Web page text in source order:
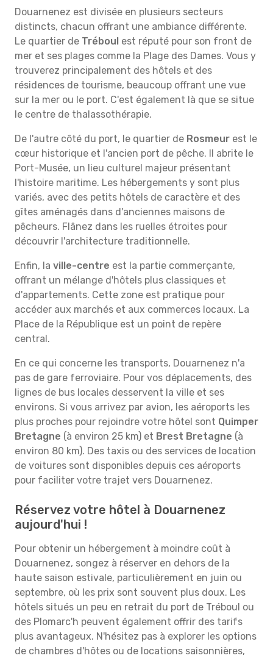
Douarnenez est divisée en plusieurs secteurs
distincts, chacun offrant une ambiance différente.
Le quartier de Tréboul est réputé pour son front de
mer et ses plages comme la Plage des Dames. Vous y
trouverez principalement des hôtels et des
résidences de tourisme, beaucoup offrant une vue
sur la mer ou le port. C'est également là que se situe
le centre de thalassothérapie.
De l'autre côté du port, le quartier de Rosmeur est le
cœur historique et l'ancien port de pêche. Il abrite le
Port-Musée, un lieu culturel majeur présentant
l'histoire maritime. Les hébergements y sont plus
variés, avec des petits hôtels de caractère et des
gîtes aménagés dans d'anciennes maisons de
pêcheurs. Flânez dans les ruelles étroites pour
découvrir l'architecture traditionnelle.
Enfin, la ville-centre est la partie commerçante,
offrant un mélange d'hôtels plus classiques et
d'appartements. Cette zone est pratique pour
accéder aux marchés et aux commerces locaux. La
Place de la République est un point de repère
central.
En ce qui concerne les transports, Douarnenez n'a
pas de gare ferroviaire. Pour vos déplacements, des
lignes de bus locales desservent la ville et ses
environs. Si vous arrivez par avion, les aéroports les
plus proches pour rejoindre votre hôtel sont Quimper
Bretagne (à environ 25 km) et Brest Bretagne (à
environ 80 km). Des taxis ou des services de location
de voitures sont disponibles depuis ces aéroports
pour faciliter votre trajet vers Douarnenez.
Réservez votre hôtel à Douarnenez
aujourd'hui !
Pour obtenir un hébergement à moindre coût à
Douarnenez, songez à réserver en dehors de la
haute saison estivale, particulièrement en juin ou
septembre, où les prix sont souvent plus doux. Les
hôtels situés un peu en retrait du port de Tréboul ou
des Plomarc'h peuvent également offrir des tarifs
plus avantageux. N'hésitez pas à explorer les options
de chambres d'hôtes ou de locations saisonnières,